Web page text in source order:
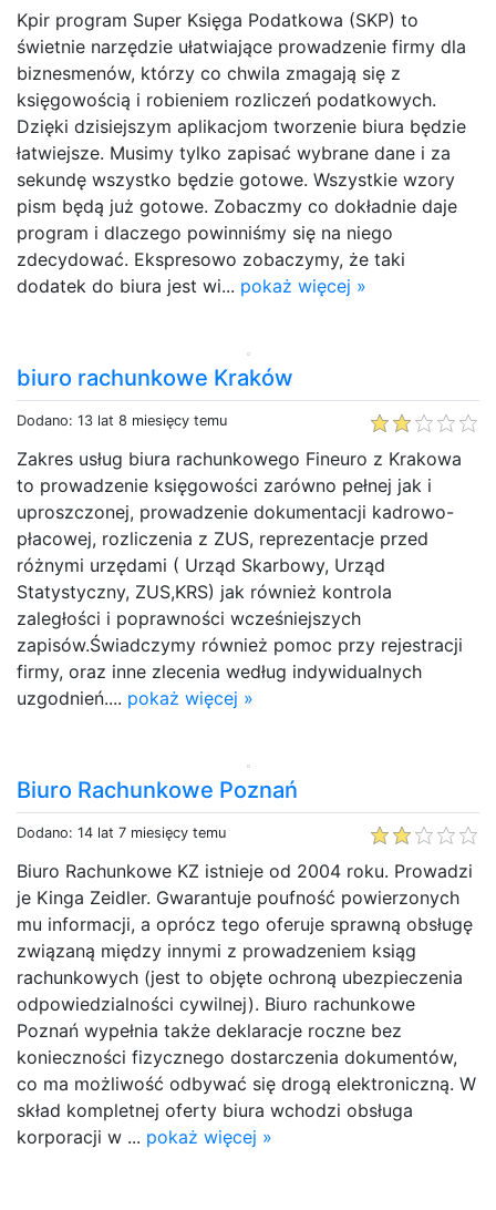
Kpir program Super Księga Podatkowa (SKP) to
świetnie narzędzie ułatwiające prowadzenie firmy dla
biznesmenów, którzy co chwila zmagają się z
księgowością i robieniem rozliczeń podatkowych.
Dzięki dzisiejszym aplikacjom tworzenie biura będzie
łatwiejsze. Musimy tylko zapisać wybrane dane i za
sekundę wszystko będzie gotowe. Wszystkie wzory
pism będą już gotowe. Zobaczmy co dokładnie daje
program i dlaczego powinniśmy się na niego
zdecydować. Ekspresowo zobaczymy, że taki
dodatek do biura jest wi... pokaż więcej »
biuro rachunkowe Kraków
Dodano: 13 lat 8 miesięcy temu
Zakres usług biura rachunkowego Fineuro z Krakowa
to prowadzenie księgowości zarówno pełnej jak i
uproszczonej, prowadzenie dokumentacji kadrowo-
płacowej, rozliczenia z ZUS, reprezentacje przed
różnymi urzędami ( Urząd Skarbowy, Urząd
Statystyczny, ZUS,KRS) jak również kontrola
zaległości i poprawności wcześniejszych
zapisów.Świadczymy również pomoc przy rejestracji
firmy, oraz inne zlecenia według indywidualnych
uzgodnień.... pokaż więcej »
Biuro Rachunkowe Poznań
Dodano: 14 lat 7 miesięcy temu
Biuro Rachunkowe KZ istnieje od 2004 roku. Prowadzi
je Kinga Zeidler. Gwarantuje poufność powierzonych
mu informacji, a oprócz tego oferuje sprawną obsługę
związaną między innymi z prowadzeniem ksiąg
rachunkowych (jest to objęte ochroną ubezpieczenia
odpowiedzialności cywilnej). Biuro rachunkowe
Poznań wypełnia także deklaracje roczne bez
konieczności fizycznego dostarczenia dokumentów,
co ma możliwość odbywać się drogą elektroniczną. W
skład kompletnej oferty biura wchodzi obsługa
korporacji w ... pokaż więcej »